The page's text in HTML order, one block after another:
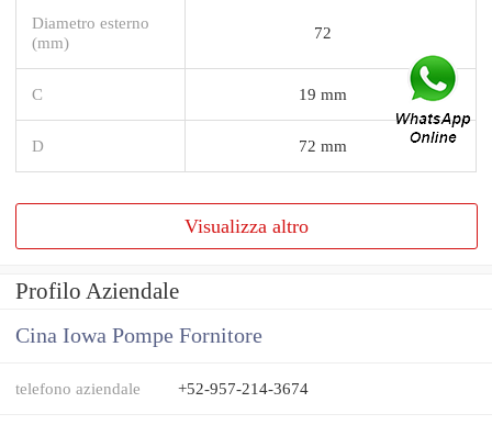
Diametro esterno
(mm)
72
C 19 mm
D 72 mm
Visualizza altro
Profilo Aziendale
Cina Iowa Pompe Fornitore
telefono aziendale +52-957-214-3674